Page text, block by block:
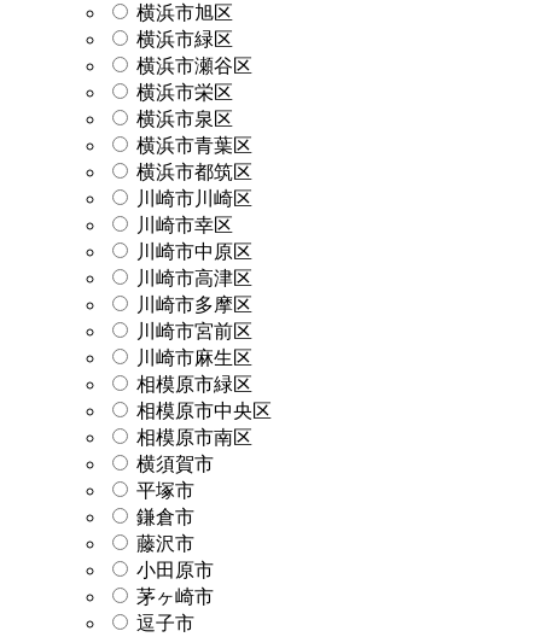
横浜市旭区
横浜市緑区
横浜市瀬谷区
横浜市栄区
横浜市泉区
横浜市青葉区
横浜市都筑区
川崎市川崎区
川崎市幸区
川崎市中原区
川崎市高津区
川崎市多摩区
川崎市宮前区
川崎市麻生区
相模原市緑区
相模原市中央区
相模原市南区
横須賀市
平塚市
鎌倉市
藤沢市
小田原市
茅ヶ崎市
逗子市